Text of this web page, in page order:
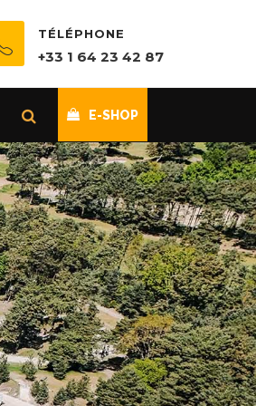
TÉLÉPHONE
+33 1 64 23 42 87
E-SHOP